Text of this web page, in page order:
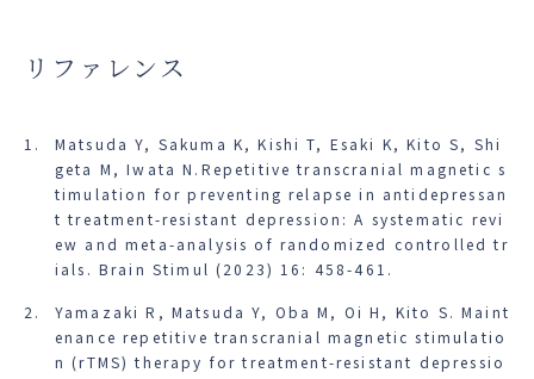
リファレンス
Matsuda Y, Sakuma K, Kishi T, Esaki K, Kito S, Shi
geta M, Iwata N.Repetitive transcranial magnetic s
timulation for preventing relapse in antidepressan
t treatment-resistant depression: A systematic revi
ew and meta-analysis of randomized controlled tr
ials. Brain Stimul (2023) 16: 458-461.
Yamazaki R, Matsuda Y, Oba M, Oi H, Kito S. Maint
enance repetitive transcranial magnetic stimulatio
n (rTMS) therapy for treatment-resistant depressio